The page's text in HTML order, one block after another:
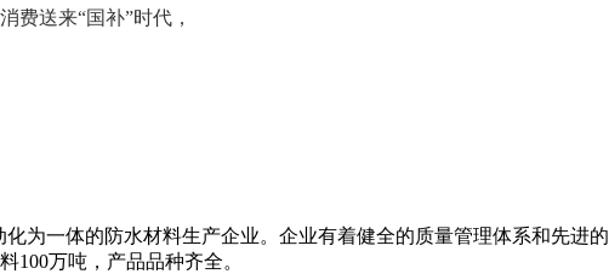
费送来“国补”时代，
为一体的防水材料生产企业。企业有着健全的质量管理体系和先进
100万吨，产品品种齐全。